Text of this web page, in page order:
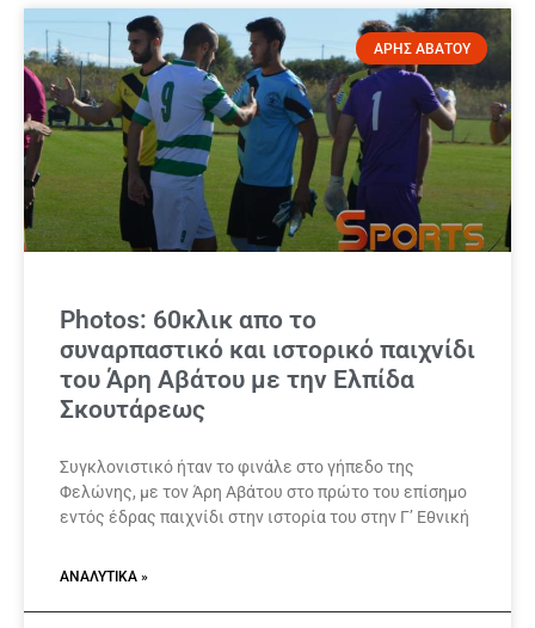
ΑΡΗΣ ΑΒΑΤΟΥ
Photos: 60κλικ απο το
συναρπαστικό και ιστορικό παιχνίδι
του Άρη Αβάτου με την Ελπίδα
Σκουτάρεως
Συγκλονιστικό ήταν το φινάλε στο γήπεδο της
Φελώνης, με τον Άρη Αβάτου στο πρώτο του επίσημο
εντός έδρας παιχνίδι στην ιστορία του στην Γ’ Εθνική
ΑΝΑΛΥΤΙΚΆ »